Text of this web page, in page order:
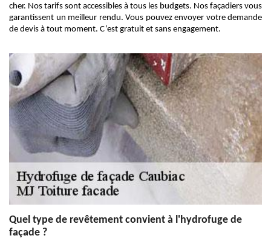
cher. Nos tarifs sont accessibles à tous les budgets. Nos façadiers vous
garantissent un meilleur rendu. Vous pouvez envoyer votre demande
de devis à tout moment. C’est gratuit et sans engagement.
Quel type de revêtement convient à l'hydrofuge de
façade ?